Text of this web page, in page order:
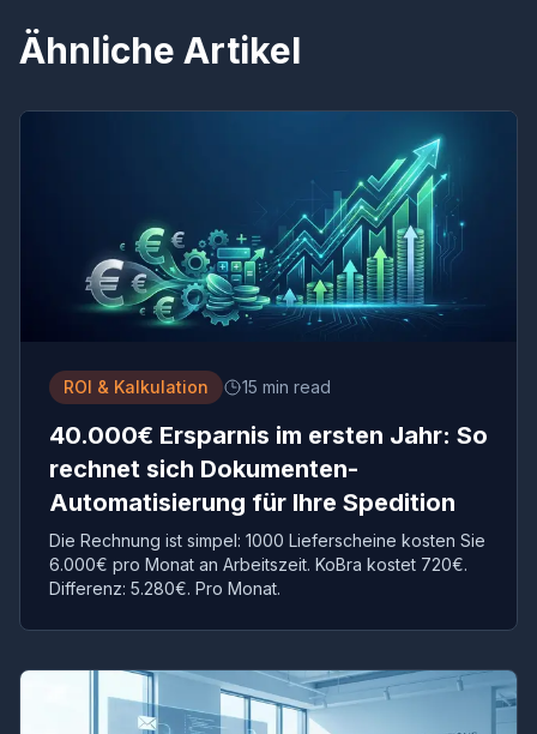
Ähnliche Artikel
ROI & Kalkulation 15 min read
40.000€ Ersparnis im ersten Jahr: So
rechnet sich Dokumenten-
Automatisierung für Ihre Spedition
Die Rechnung ist simpel: 1000 Lieferscheine kosten Sie
6.000€ pro Monat an Arbeitszeit. KoBra kostet 720€.
Differenz: 5.280€. Pro Monat.